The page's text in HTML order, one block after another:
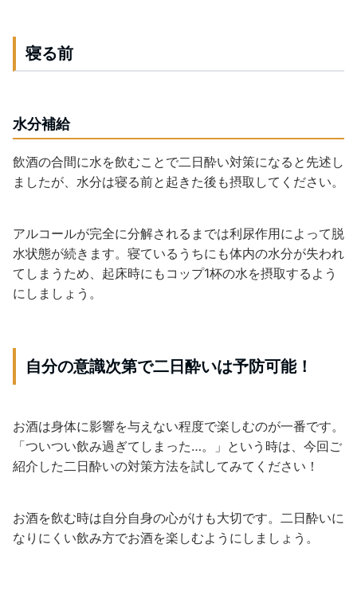
寝る前
水分補給
飲酒の合間に水を飲むことで二日酔い対策になると先述し
ましたが、水分は寝る前と起きた後も摂取してください。
アルコールが完全に分解されるまでは利尿作用によって脱
水状態が続きます。寝ているうちにも体内の水分が失われ
てしまうため、起床時にもコップ1杯の水を摂取するよう
にしましょう。
自分の意識次第で二日酔いは予防可能！
お酒は身体に影響を与えない程度で楽しむのが一番です。
「ついつい飲み過ぎてしまった…。」という時は、今回ご
紹介した二日酔いの対策方法を試してみてください！
お酒を飲む時は自分自身の心がけも大切です。二日酔いに
なりにくい飲み方でお酒を楽しむようにしましょう。